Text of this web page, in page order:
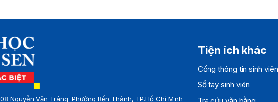
08 Nguyễn Văn Tráng, Phường Bến Thành, TP.Hồ Chí Minh
Tiện ích khác
Cổng thông tin sinh viên
Sổ tay sinh viên